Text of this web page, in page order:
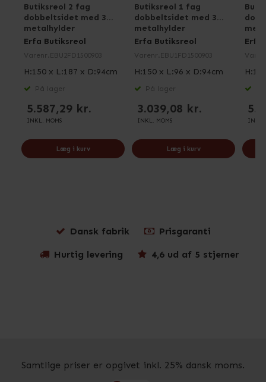
Butiksreol 2 fag
dobbeltsidet med 3
metalhylder
Erfa Butiksreol
Varenr. EBU2FD1500903
H:150 x L:187 x D:94cm
På lager
5.587,29 kr.
INKL. MOMS
Læg i kurv
Butiksreol 1 fag
dobbeltsidet med 3
metalhylder
Erfa Butiksreol
Varenr. EBU1FD1500903
H:150 x L:96 x D:94cm
På lager
3.039,08 kr.
INKL. MOMS
Læg i kurv
Erfa
INKL.
Dansk fabrik Prisgaranti
Hurtig levering 4,6 ud af 5 stjerner
Samtlige priser er opgivet inkl. 25% dansk moms.